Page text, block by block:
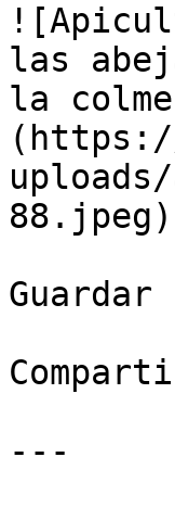
las
la
88.jpeg)
Guardar
---